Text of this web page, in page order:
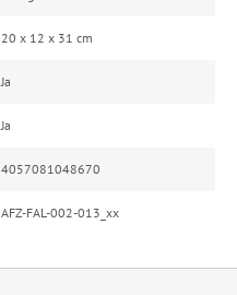
20 x 12 x 31 cm
Ja
Ja
4057081048670
AFZ-FAL-002-013_xx